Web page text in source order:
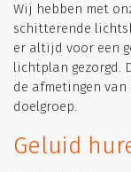
Wij hebben met
schitterende
er altijd voor een
lichtplan gezorgd.
de afmetingen
doelgroep.
Geluid